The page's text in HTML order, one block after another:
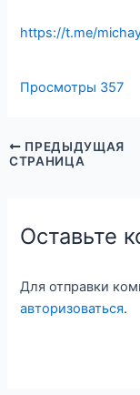
https://t.me/
Просмотры 357
ПРЕДЫДУЩАЯ
СТРАНИЦА
Оставьте
Для отправки
авторизоваться.